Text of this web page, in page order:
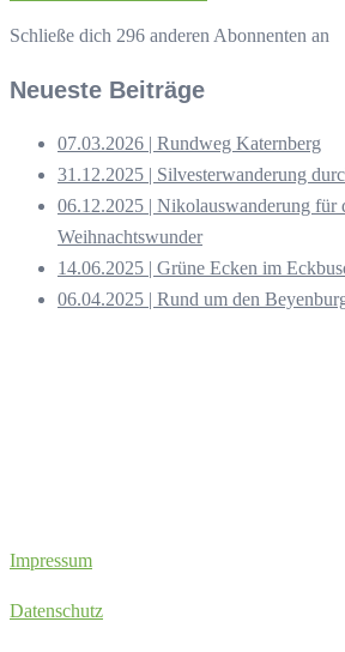
Schließe dich 296 anderen Abonnenten an
Neueste Beiträge
07.03.2026 | Rundweg Katernberg
31.12.2025 | Silvesterwanderung
06.12.2025 | Nikolauswanderung für
Weihnachtswunder
14.06.2025 | Grüne Ecken im
06.04.2025 | Rund um den
Impressum
Datenschutz